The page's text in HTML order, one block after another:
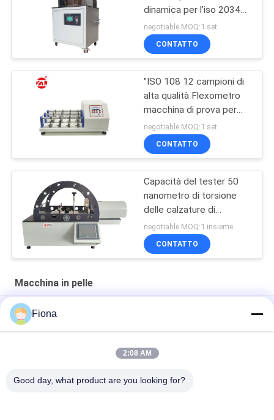
dinamica per l'iso 20344
dell'en finito delle scarpe
di cuoio
negotiable MOQ:1 set
CONTATTO
"ISO 108 12 campioni di
alta qualità Flexometro
macchina di prova per
tessuti / cuoio""
negotiable MOQ:1 set
CONTATTO
Capacità del tester 50
nanometro di torsione
delle calzature di
controllo dello SpA di
GB/T 32024
negotiable MOQ:1 insieme
CONTATTO
Macchina in pelle
4
M
"SATRA TM171 strumento di misura della penetrazione
Fiona
2:08 AM
Good day, what product are you looking for?